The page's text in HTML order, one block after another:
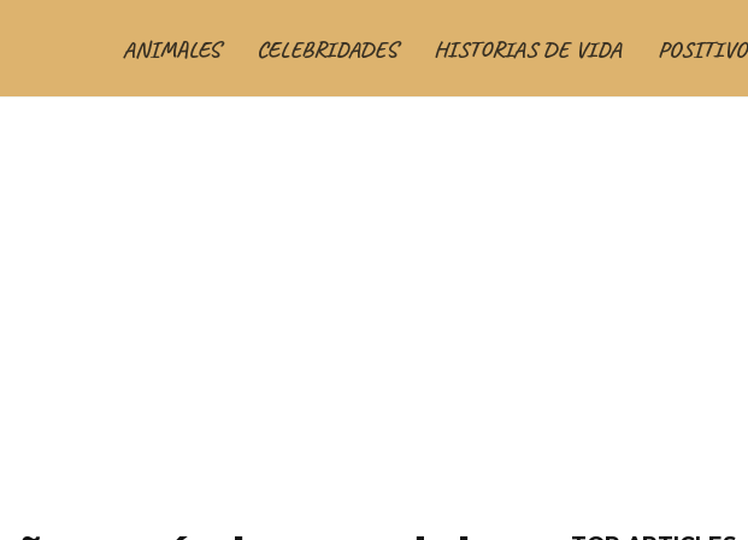
ANIMALES CELEBRIDADES HISTORIAS DE VIDA POSITIVO